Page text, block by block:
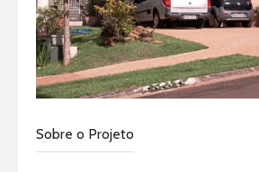
Sobre o Projeto